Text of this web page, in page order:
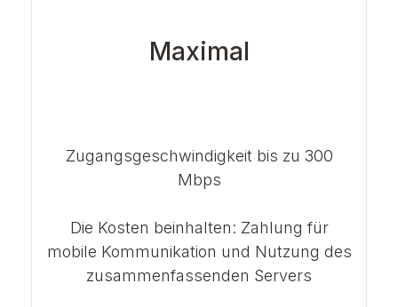
Maximal
Zugangsgeschwindigkeit bis zu 300
Mbps
Die Kosten beinhalten: Zahlung für
mobile Kommunikation und Nutzung des
zusammenfassenden Servers